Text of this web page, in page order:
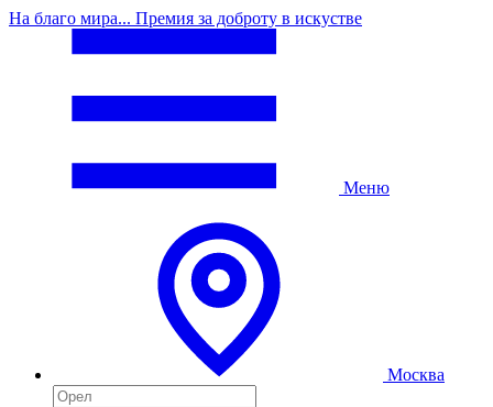
На благо мира... Премия за доброту в искустве
Меню
Москва